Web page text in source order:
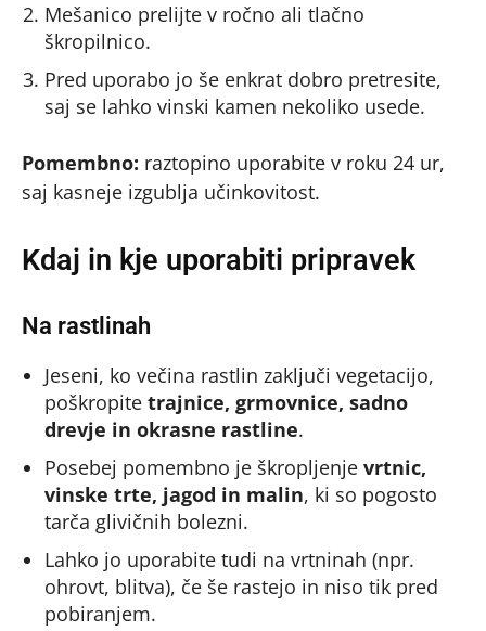
Mešanico prelijte v ročno ali tlačno
škropilnico.
Pred uporabo jo še enkrat dobro pretresite,
saj se lahko vinski kamen nekoliko usede.
Pomembno: raztopino uporabite v roku 24 ur,
saj kasneje izgublja učinkovitost.
Kdaj in kje uporabiti pripravek
Na rastlinah
Jeseni, ko večina rastlin zaključi vegetacijo,
poškropite trajnice, grmovnice, sadno
drevje in okrasne rastline.
Posebej pomembno je škropljenje vrtnic,
vinske trte, jagod in malin, ki so pogosto
tarča glivičnih bolezni.
Lahko jo uporabite tudi na vrtninah (npr.
ohrovt, blitva), če še rastejo in niso tik pred
pobiranjem.